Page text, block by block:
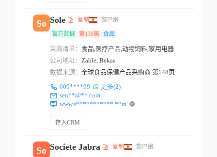
So Sole 复制 黎巴嫩
官方数据 第136届 食品
采购清单： 食品,医疗产品,动物饲料,家用电器
公司地址： Zahle, Bekaa
数据来源： 全球食品保健产品采购商 第148页
009****99
更多(2)
sen**@**.com
www.s***********.**m
存入CRM
So Societe Jabra 复制 黎巴嫩